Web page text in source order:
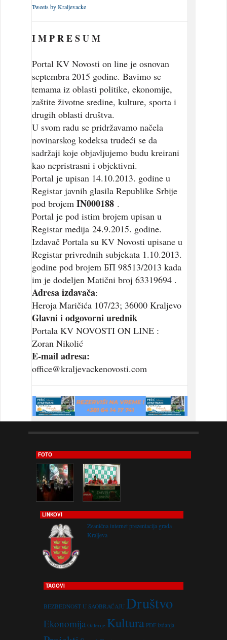
Tweets by Kraljevacke
I M P R E S U M
Portal KV Novosti on line je osnovan
septembra 2015 godine. Bavimo se
temama iz oblasti politike, ekonomije,
zaštite životne sredine, kulture, sporta i
drugih oblasti društva.
U svom radu se pridržavamo načela
novinarskog kodeksa trudeći se da
sadržaji koje objavljujemo budu kreirani
kao nepristrasni i objektivni.
Portal je upisan 14.10.2013. godine u
Registar javnih glasila Republike Srbije
pod brojemIN000188 .
Portal je pod istim brojem upisan u
Registar medija 24.9.2015. godine.
Izdavač Portala su KV Novosti upisane u
Registar privrednih subjekata 1.10.2013.
godine pod brojem БП 98513/2013 kada
im je dodeljen Matični broj 63319694 .
Adresa izdavača:
Heroja Maričića 107/23; 36000 Kraljevo
Glavni i odgovorni urednik
Portala KV NOVOSTI ON LINE :
Zoran Nikolić
E-mail adresa:
office@kraljevackenovosti.com
FOTO
LINKOVI
Zvanična internet prezentacija grada
Kraljeva
TAGOVI
BEZBEDNOST U SAOBRAĆAJU Društvo
Ekonomija Galerije Kultura PDF izdanja